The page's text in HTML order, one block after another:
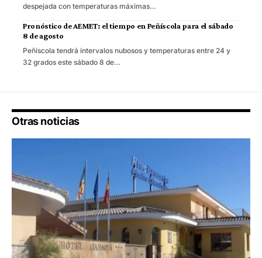
despejada con temperaturas máximas…
Pronóstico de AEMET: el tiempo en Peñíscola para el sábado
8 de agosto
Peñíscola tendrá intervalos nubosos y temperaturas entre 24 y
32 grados este sábado 8 de…
Otras noticias